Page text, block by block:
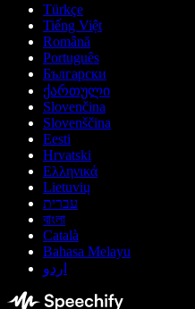
Türkçe
Tiếng Việt
Română
Português
Български
ქართული
Slovenčina
Slovenščina
Eesti
Hrvatski
Ελληνικά
Lietuvių
עברית
বাংলা
Català
Bahasa Melayu
اردو